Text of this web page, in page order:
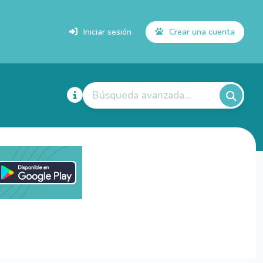
Iniciar sesión Crear una cuenta
Búsqueda avanzada...